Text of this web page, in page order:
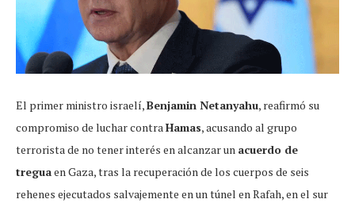
El primer ministro israelí,Benjamin Netanyahu, reafirmó su
compromiso de luchar contraHamas, acusando al grupo
terrorista de no tener interés en alcanzar un acuerdo de
treguaen Gaza, tras la recuperación de los cuerpos de seis
rehenes ejecutados salvajemente en un túnel en Rafah, en el sur